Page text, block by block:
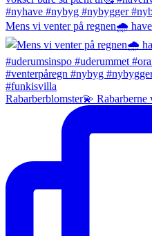
Mens vi venter på regnen🌧️
Rabarberblomster💫 Rabarberne